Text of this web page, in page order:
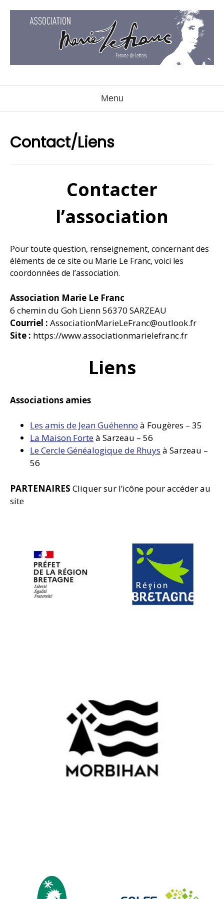
Menu
Contact/Liens
Contacter
l’association
Pour toute question, renseignement, concernant des
éléments de ce site ou Marie Le Franc, voici les
coordonnées de l’association.
Association Marie Le Franc
6 chemin du Goh Lienn 56370 SARZEAU
Courriel : AssociationMarieLeFranc@outlook.fr
Site : https://www.associationmarielefranc.fr
Liens
Associations amies
Les amis de Jean Guéhenno à Fougères – 35
La Maison Forteà Sarzeau – 56
Le Cercle Généalogique de Rhuys à Sarzeau –
56
PARTENAIRES Cliquer sur l’icône pour accéder au
site